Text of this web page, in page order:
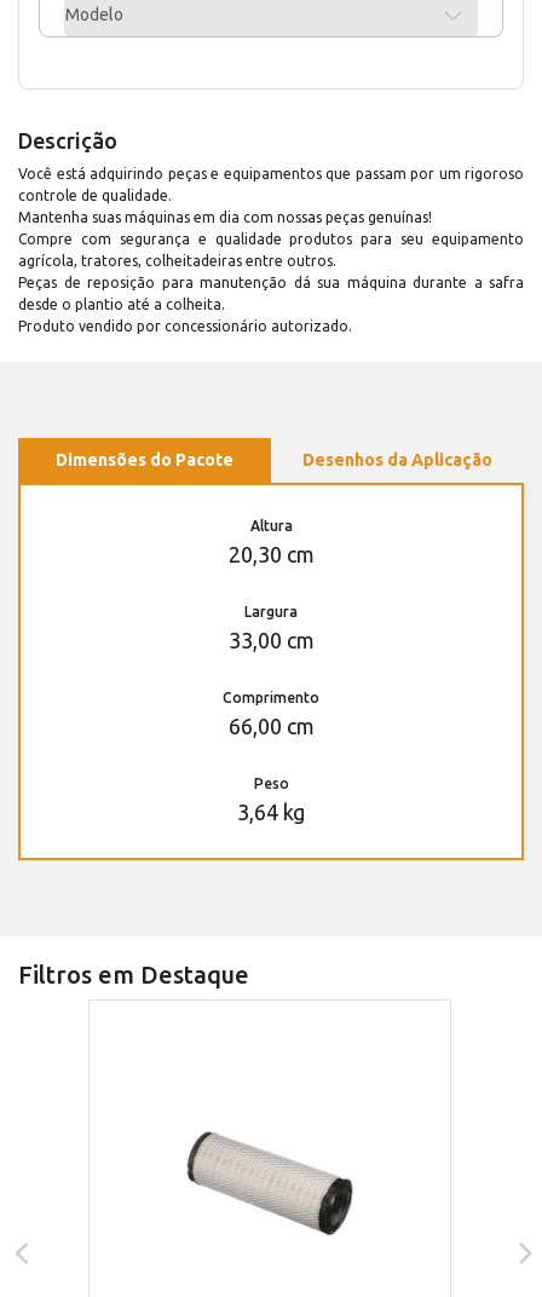
Modelo
Descrição
Você está adquirindo peças e equipamentos que passam por um rigoroso
controle de qualidade.
Mantenha suas máquinas em dia com nossas peças genuínas!
Compre com segurança e qualidade produtos para seu equipamento
agrícola, tratores, colheitadeiras entre outros.
Peças de reposição para manutenção dá sua máquina durante a safra
desde o plantio até a colheita.
Produto vendido por concessionário autorizado.
Dimensões do Pacote Desenhos da Aplicação
Altura
20,30 cm
Largura
33,00 cm
Comprimento
66,00 cm
Peso
3,64 kg
Filtros em Destaque